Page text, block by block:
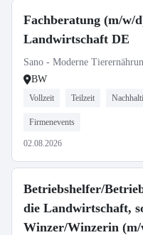
Fachberatung (m/w/
Landwirtschaft DE
Sano - Moderne
BW
Vollzeit Teilzeit
Firmenevents
02.08.2026
Betriebshelfer/
die Landwirtschaft,
Winzer/Winzerin